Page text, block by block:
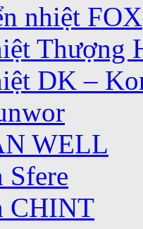
nhiệt FOX
Thượng
DK –
WELL
CHINT